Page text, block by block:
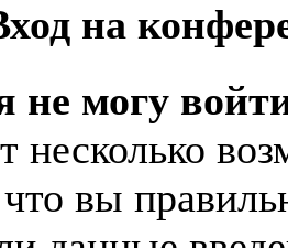
на
не могу
несколько
вы